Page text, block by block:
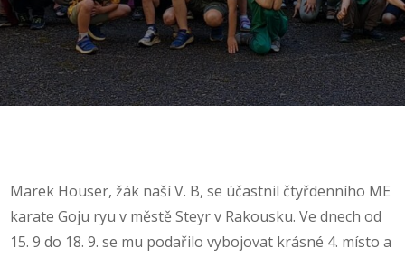
Marek Houser, žák naší V. B, se účastnil čtyřdenního ME
karate Goju ryu v městě Steyr v Rakousku. Ve dnech od
15. 9 do 18. 9. se mu podařilo vybojovat krásné 4. místo a